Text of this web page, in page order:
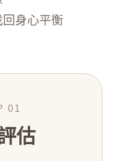
回身心平衡
01
估